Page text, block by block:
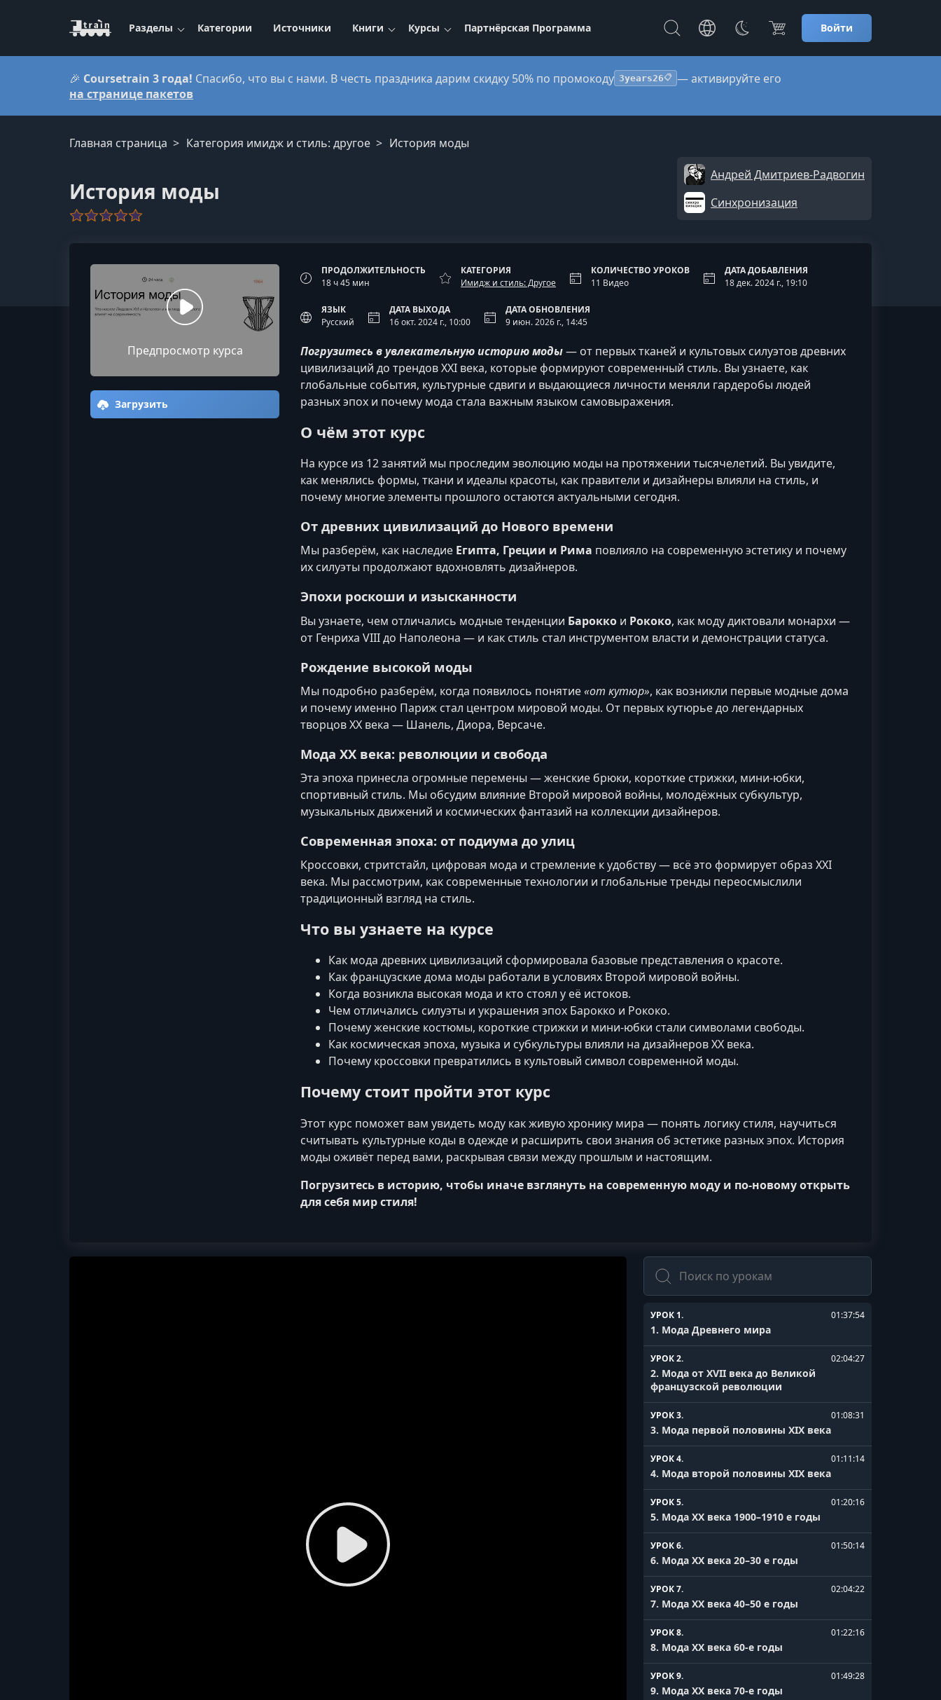
Разделы Категории Источники Книги Курсы Партнёрская Программа Войти
🎉 Coursetrain 3 года! Спасибо, что вы с нами. В честь праздника дарим скидку 50% по промокоду 3years26📋 — активируйте его
на странице пакетов
Главная страница Категория имидж и стиль: другое История моды
История моды
Андрей Дмитриев-Радвогин
Синхронизация
Предпросмотр курса
Загрузить
ПРОДОЛЖИТЕЛЬНОСТЬ
18 ч 45 мин
КАТЕГОРИЯ
Имидж и стиль: Другое
КОЛИЧЕСТВО УРОКОВ
11 Видео
ДАТА ДОБАВЛЕНИЯ
18 дек. 2024 г., 19:10
ЯЗЫК
Русский
ДАТА ВЫХОДА
16 окт. 2024 г., 10:00
ДАТА ОБНОВЛЕНИЯ
9 июн. 2026 г., 14:45
Погрузитесь в увлекательную историю моды— от первых тканей и культовых силуэтов древних
цивилизаций до трендов XXI века, которые формируют современный стиль. Вы узнаете, как
глобальные события, культурные сдвиги и выдающиеся личности меняли гардеробы людей
разных эпох и почему мода стала важным языком самовыражения.
О чём этот курс
На курсе из 12 занятий мы проследим эволюцию моды на протяжении тысячелетий. Вы увидите,
как менялись формы, ткани и идеалы красоты, как правители и дизайнеры влияли на стиль, и
почему многие элементы прошлого остаются актуальными сегодня.
От древних цивилизаций до Нового времени
Мы разберём, как наследие Египта, Греции и Рима повлияло на современную эстетику и почему
их силуэты продолжают вдохновлять дизайнеров.
Эпохи роскоши и изысканности
Вы узнаете, чем отличались модные тенденции Барокко и Рококо, как моду диктовали монархи —
от Генриха VIII до Наполеона — и как стиль стал инструментом власти и демонстрации статуса.
Рождение высокой моды
Мы подробно разберём, когда появилось понятие«от кутюр», как возникли первые модные дома
и почему именно Париж стал центром мировой моды. От первых кутюрье до легендарных
творцов XX века — Шанель, Диора, Версаче.
Мода XX века: революции и свобода
Эта эпоха принесла огромные перемены — женские брюки, короткие стрижки, мини-юбки,
спортивный стиль. Мы обсудим влияние Второй мировой войны, молодёжных субкультур,
музыкальных движений и космических фантазий на коллекции дизайнеров.
Современная эпоха: от подиума до улиц
Кроссовки, стритстайл, цифровая мода и стремление к удобству — всё это формирует образ XXI
века. Мы рассмотрим, как современные технологии и глобальные тренды переосмыслили
традиционный взгляд на стиль.
Что вы узнаете на курсе
Как мода древних цивилизаций сформировала базовые представления о красоте.
Как французские дома моды работали в условиях Второй мировой войны.
Когда возникла высокая мода и кто стоял у её истоков.
Чем отличались силуэты и украшения эпох Барокко и Рококо.
Почему женские костюмы, короткие стрижки и мини-юбки стали символами свободы.
Как космическая эпоха, музыка и субкультуры влияли на дизайнеров XX века.
Почему кроссовки превратились в культовый символ современной моды.
Почему стоит пройти этот курс
Этот курс поможет вам увидеть моду как живую хронику мира — понять логику стиля, научиться
считывать культурные коды в одежде и расширить свои знания об эстетике разных эпох. История
моды оживёт перед вами, раскрывая связи между прошлым и настоящим.
Погрузитесь в историю, чтобы иначе взглянуть на современную моду и по-новому открыть
для себя мир стиля!
Поиск
УРОК 1. 01:37:54
1. Мода Древнего мира
УРОК 2. 02:04:27
2. Мода от XVII века до Великой
французской революции
УРОК 3. 01:08:31
3. Мода первой половины XIX века
УРОК 4. 01:11:14
4. Мода второй половины XIX века
УРОК 5. 01:20:16
5. Мода XX века 1900–1910 е годы
УРОК 6. 01:50:14
6. Мода XX века 20–30 е годы
УРОК 7. 02:04:22
7. Мода XX века 40–50 е годы
УРОК 8. 01:22:16
8. Мода XX века 60-е годы
УРОК 9. 01:49:28
9. Мода XX века 70-е годы